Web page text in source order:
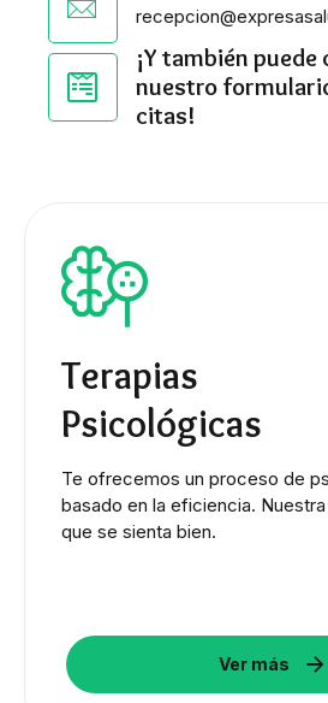
¡Y también
nuestro
citas!
Terapias
Psicológicas
Te ofrecemos un proceso de
basado en la eficiencia.
que se sienta bien.
Ver más